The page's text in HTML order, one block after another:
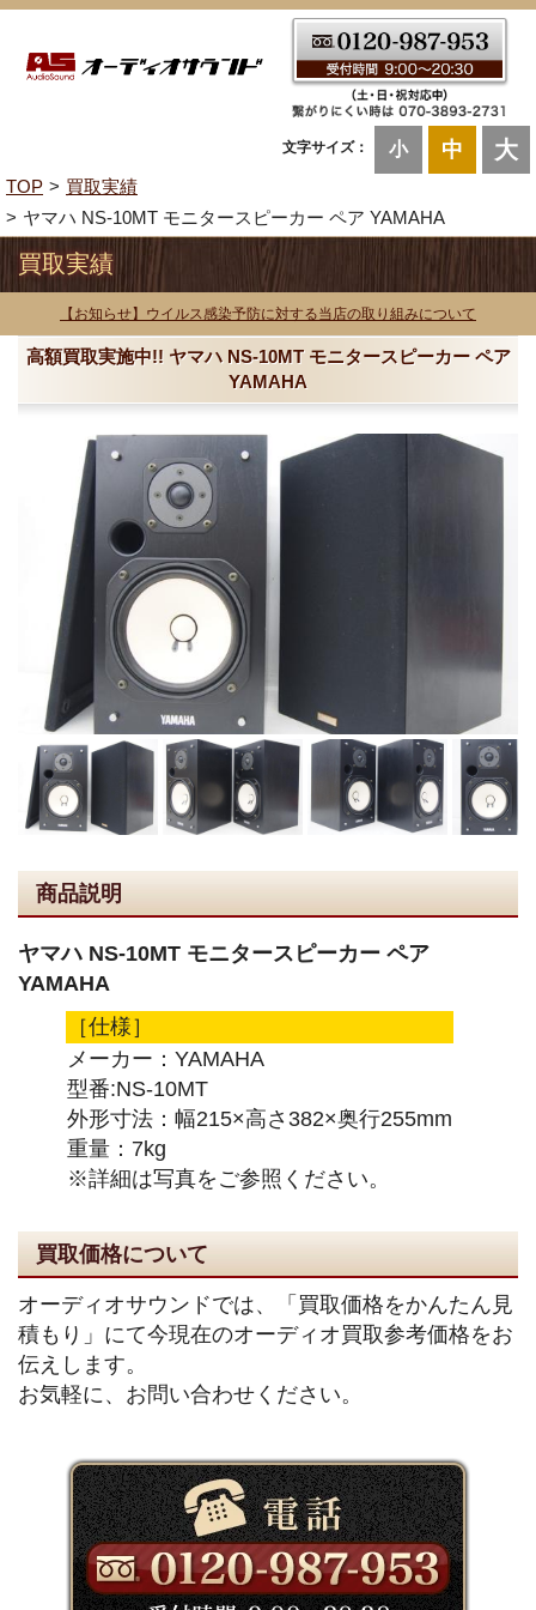
文字サイズ： 小 中 大
TOP
買取実績
ヤマハ NS-10MT モニタースピーカー ペア YAMAHA
買取実績
【お知らせ】ウイルス感染予防に対する当店の取り組みについて
高額買取実施中!! ヤマハ NS-10MT モニタースピーカー ペア
YAMAHA
商品説明
ヤマハ NS-10MT モニタースピーカー ペア
YAMAHA
［仕様］
メーカー：YAMAHA
型番:NS-10MT
外形寸法：幅215×高さ382×奥行255mm
重量：7kg
※詳細は写真をご参照ください。
買取価格について
オーディオサウンドでは、「買取価格をかんたん見
積もり」にて今現在のオーディオ買取参考価格をお
伝えします。
お気軽に、お問い合わせください。